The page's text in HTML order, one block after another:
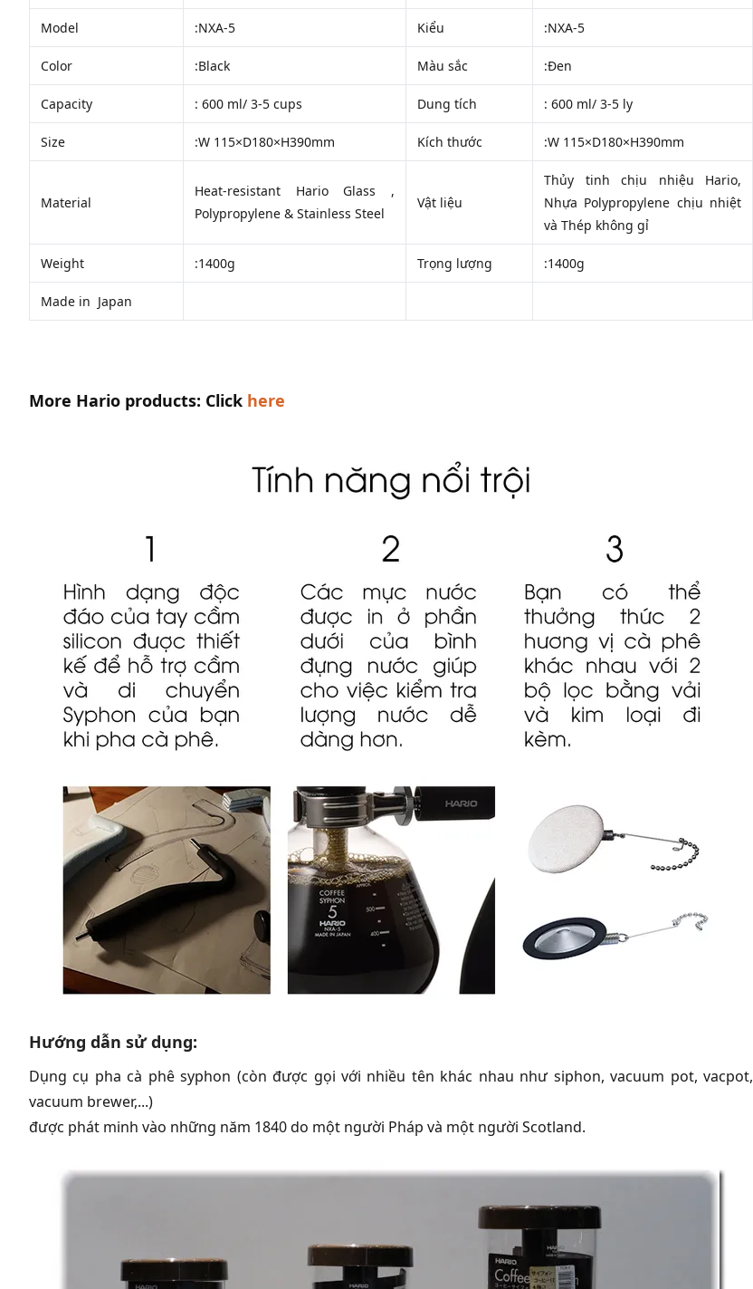
Model :NXA-5 Kiểu :NXA-5
Color :Black Màu sắc :Đen
Capacity : 600 ml/ 3-5 cups Dung tích : 600 ml/ 3-5 ly
Size :W 115×D180×H390mm Kích thước :W 115×D180×H390mm
Material
Heat-resistant Hario Glass ,
Polypropylene & Stainless Steel
Vật liệu
Thủy tinh chịu nhiệu Hario,
Nhựa Polypropylene chịu nhiệt
và Thép không gỉ
Weight :1400g Trọng lượng :1400g
Made in Japan
More Hario products: Click here
Hướng dẫn sử dụng:
Dụng cụ pha cà phê syphon (còn được gọi với nhiều tên khác nhau như siphon, vacuum pot, vacpot,
vacuum brewer,...)
được phát minh vào những năm 1840 do một người Pháp và một người Scotland.